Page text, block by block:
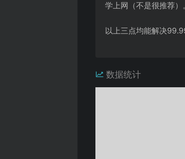
学上网（不是很推荐）。
以上三点均能解决
数据统计